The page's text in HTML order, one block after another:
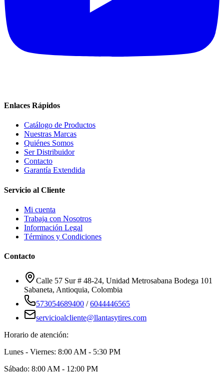
Enlaces Rápidos
Catálogo de Productos
Nuestras Marcas
Quiénes Somos
Ser Distribuidor
Contacto
Garantía Extendida
Servicio al Cliente
Mi cuenta
Trabaja con Nosotros
Información Legal
Términos y Condiciones
Contacto
Calle 57 Sur # 48-24, Unidad Metrosabana Bodega 101
Sabaneta, Antioquia, Colombia
573054689400 /6044446565
servicioalcliente@llantasytires.com
Horario de atención:
Lunes - Viernes: 8:00 AM - 5:30 PM
Sábado: 8:00 AM - 12:00 PM